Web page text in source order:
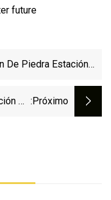
future
De Piedra Estación
Basculante
De :próximo